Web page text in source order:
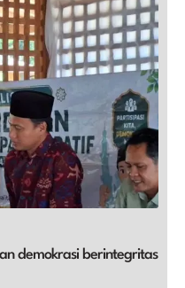
demokrasi berintegritas